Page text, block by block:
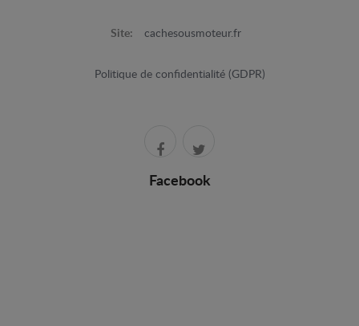
Site: cachesousmoteur.fr
Politique de confidentialité (GDPR)
Facebook